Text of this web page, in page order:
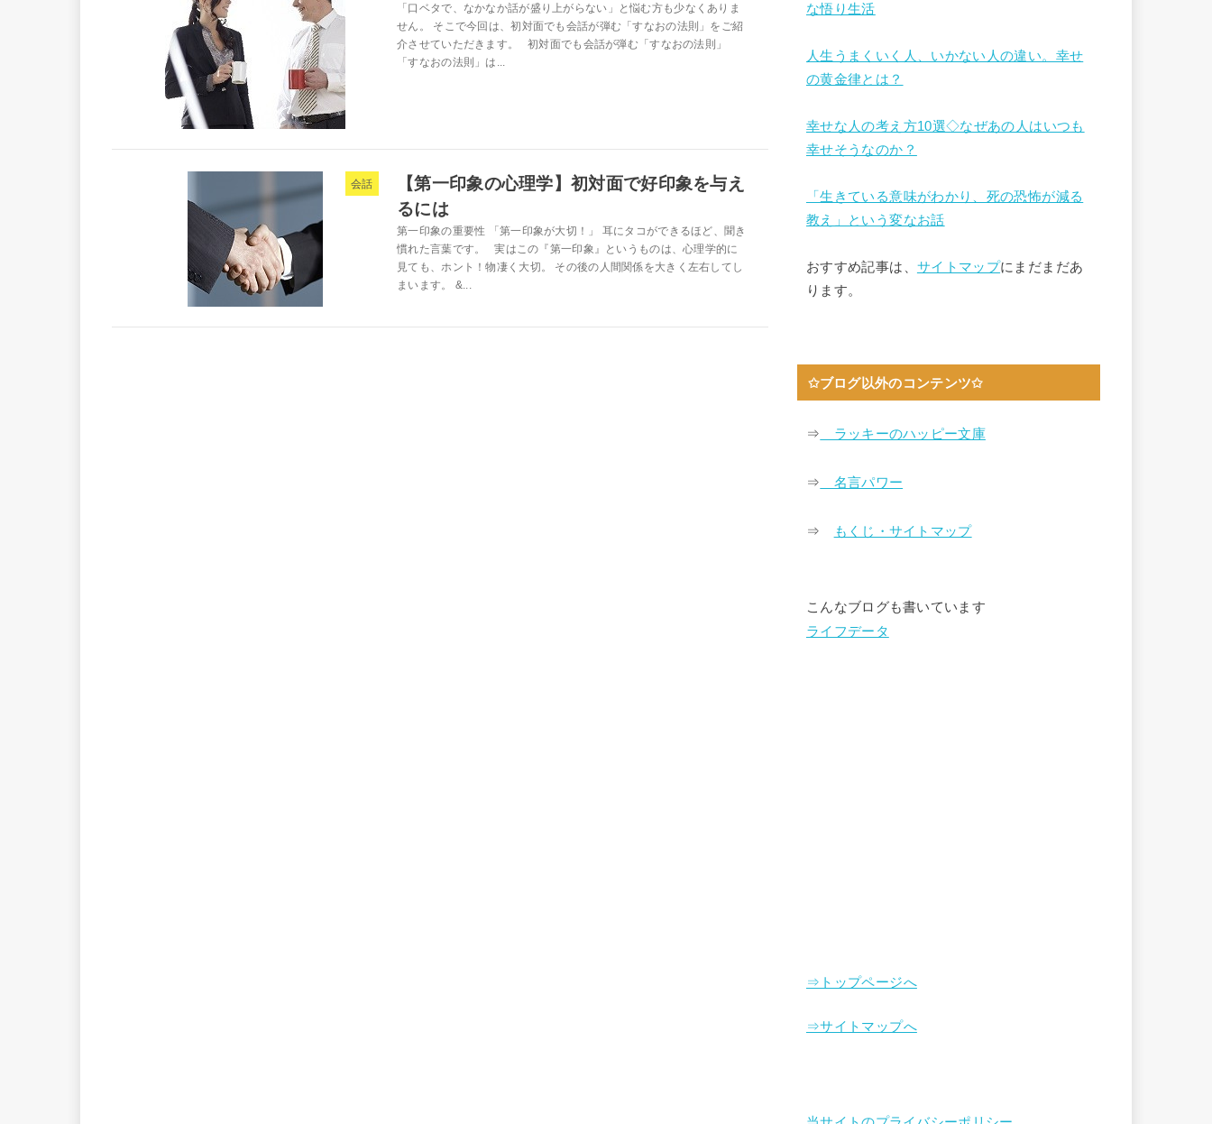
「口ベタで、なかなか話が盛り上がらない」と悩む方も少なくありま
せん。 そこで今回は、初対面でも会話が弾む「すなおの法則」をご紹
介させていただきます。 初対面でも会話が弾む「すなおの法則」
「すなおの法則」は...
会話
【第一印象の心理学】初対面で好印象を与え
るには
第一印象の重要性 「第一印象が大切！」 耳にタコができるほど、聞き
慣れた言葉です。 実はこの『第一印象』というものは、心理学的に
見ても、ホント！物凄く大切。 その後の人間関係を大きく左右してし
まいます。 &...
な悟り生活
人生うまくいく人、いかない人の違い。幸せ
の黄金律とは？
幸せな人の考え方10選◇なぜあの人はいつも
幸せそうなのか？
「生きている意味がわかり、死の恐怖が減る
教え」という変なお話
おすすめ記事は、 サイトマップにまだまだあ
ります。
✩ブログ以外のコンテンツ✩
⇒ ラッキーのハッピー文庫
⇒ 名言パワー
⇒ もくじ・サイトマップ
こんなブログも書いています
ライフデータ
⇒トップページへ
⇒サイトマップへ